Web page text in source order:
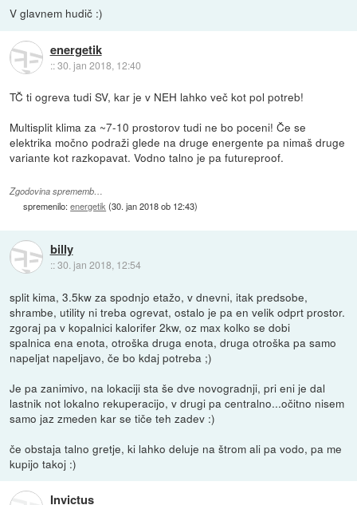
V glavnem hudič :)
energetik
::30. jan 2018, 12:40
TČ ti ogreva tudi SV, kar je v NEH lahko več kot pol potreb!
Multisplit klima za ~7-10 prostorov tudi ne bo poceni! Če se
elektrika močno podraži glede na druge energente pa nimaš druge
variante kot razkopavat. Vodno talno je pa futureproof.
Zgodovina sprememb…
spremenilo:energetik (30. jan 2018 ob 12:43)
billy
::30. jan 2018, 12:54
split kima, 3.5kw za spodnjo etažo, v dnevni, itak predsobe,
shrambe, utility ni treba ogrevat, ostalo je pa en velik odprt prostor.
zgoraj pa v kopalnici kalorifer 2kw, oz max kolko se dobi
spalnica ena enota, otroška druga enota, druga otroška pa samo
napeljat napeljavo, če bo kdaj potreba ;)
Je pa zanimivo, na lokaciji sta še dve novogradnji, pri eni je dal
lastnik not lokalno rekuperacijo, v drugi pa centralno...očitno nisem
samo jaz zmeden kar se tiče teh zadev :)
če obstaja talno gretje, ki lahko deluje na štrom ali pa vodo, pa me
kupijo takoj :)
Invictus